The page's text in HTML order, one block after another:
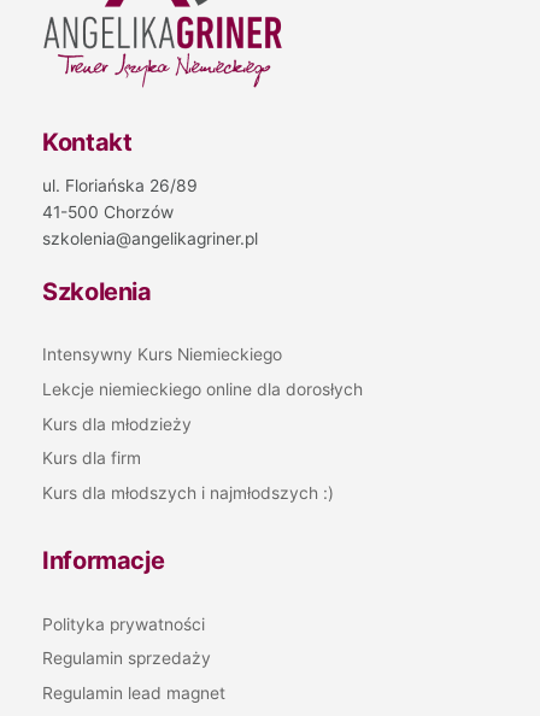
Kontakt
ul. Floriańska 26/89
41-500 Chorzów
szkolenia@angelikagriner.pl
Szkolenia
Intensywny Kurs Niemieckiego
Lekcje niemieckiego online dla dorosłych
Kurs dla młodzieży
Kurs dla firm
Kurs dla młodszych i najmłodszych :)
Informacje
Polityka prywatności
Regulamin sprzedaży
Regulamin lead magnet